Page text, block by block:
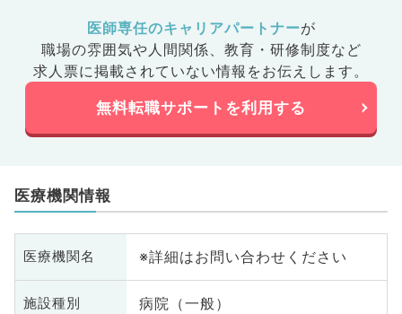
医師専任のキャリアパートナーが
職場の雰囲気や人間関係、 教育・研修制度など
求人票に掲載されていない情報をお伝えします。
無料転職サポートを利用する
医療機関情報
医療機関名 ※詳細はお問い合わせください
施設種別 病院（一般）